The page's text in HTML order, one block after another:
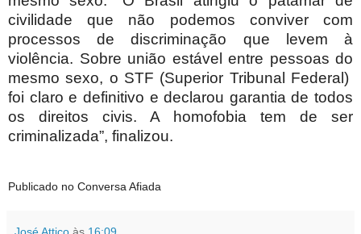
civilidade que não podemos conviver com
processos de discriminação que levem à
violência. Sobre união estável entre pessoas do
mesmo sexo, o STF (Superior Tribunal Federal)
foi claro e definitivo e declarou garantia de todos
os direitos civis. A homofobia tem de ser
criminalizada”, finalizou.
Publicado no Conversa Afiada